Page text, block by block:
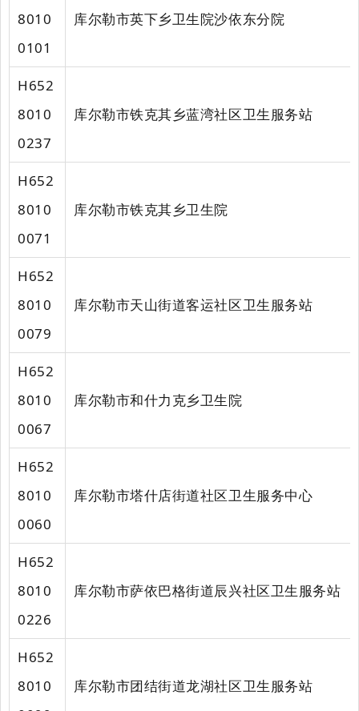
8010
0101
库尔勒市英下乡卫生院沙依东分院
H652
8010
0237
库尔勒市铁克其乡蓝湾社区卫生服务站
H652
8010
0071
库尔勒市铁克其乡卫生院
H652
8010
0079
库尔勒市天山街道客运社区卫生服务站
H652
8010
0067
库尔勒市和什力克乡卫生院
H652
8010
0060
库尔勒市塔什店街道社区卫生服务中心
H652
8010
0226
库尔勒市萨依巴格街道辰兴社区卫生服务站
H652
8010
库尔勒市团结街道龙湖社区卫生服务站